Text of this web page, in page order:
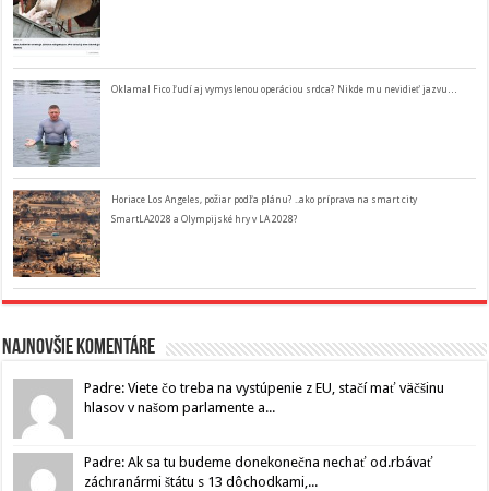
Oklamal Fico ľudí aj vymyslenou operáciou srdca? Nikde mu nevidieť jazvu…
Horiace Los Angeles, požiar podľa plánu? ..ako príprava na smart city
SmartLA2028 a Olympijské hry v LA 2028?
Najnovšie komentáre
Padre: Viete čo treba na vystúpenie z EU, stačí mať väčšinu
hlasov v našom parlamente a...
Padre: Ak sa tu budeme donekonečna nechať od.rbávať
záchranármi štátu s 13 dôchodkami,...